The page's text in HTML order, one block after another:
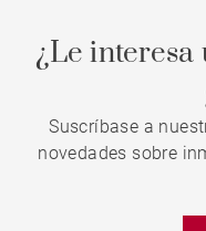
¿Le
Suscríbase a
novedades sobre